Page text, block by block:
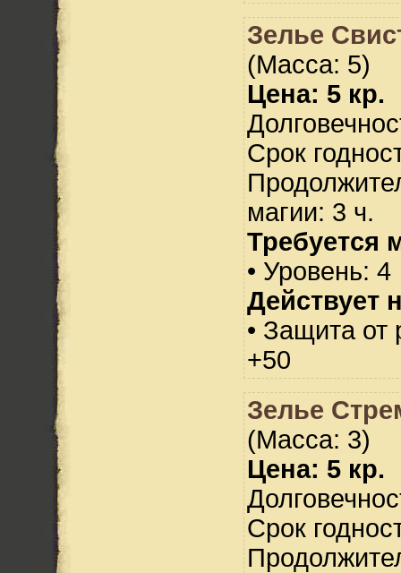
Зелье
(Масса: 5)
Цена: 5 кр.
Срок
магии: 3 ч.
Требуется
• Уровень: 4
Действует
• Защита от
+50
Зелье
(Масса: 3)
Цена: 5 кр.
Срок